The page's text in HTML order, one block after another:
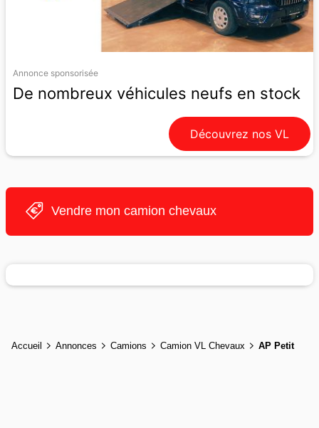
Annonce sponsorisée
De nombreux véhicules neufs en stock
Découvrez nos VL
Vendre mon camion chevaux
Accueil Annonces Camions Camion VL Chevaux AP Petit